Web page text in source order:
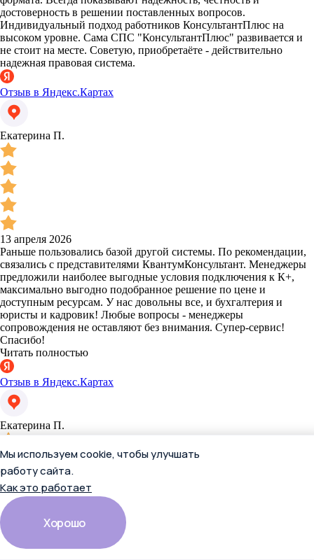
достоверность в решении поставленных вопросов.
Индивидуальный подход работников КонсультантПлюс на
высоком уровне. Сама СПС "КонсультантПлюс" развивается и
не стоит на месте. Советую, приобретаёте - действительно
надежная правовая система.
Отзыв в Яндекс.Картах
Екатерина П.
13 апреля 2026
Раньше пользовались базой другой системы. По рекомендации,
связались с представителями КвантумКонсультант. Менеджеры
предложили наиболее выгодные условия подключения к К+,
максимально выгодно подобранное решение по цене и
доступным ресурсам. У нас довольны все, и бухгалтерия и
юристы и кадровик! Любые вопросы - менеджеры
сопровождения не оставляют без внимания. Супер-сервис!
Спасибо!
Читать полностью
Отзыв в Яндекс.Картах
Екатерина П.
13 апреля 2026
Раньше пользовались базой другой системы. По рекомендации,
Мы используем cookie, чтобы улучшать
работу сайта.
Как это работает
Хорошо